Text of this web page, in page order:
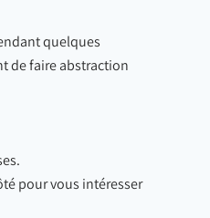
quelques
de faire abstraction
pour vous intéresser